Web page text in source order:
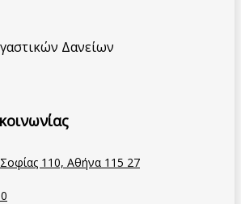
Δανείων
110, Αθήνα 115 27